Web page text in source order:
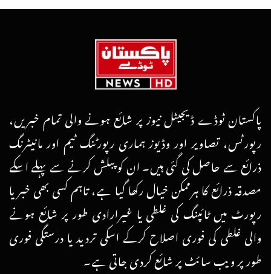
پاکستان ٹوڈے ڈیجیٹل نیوز پر شائع ہونے والی تمام خبریں،
رپورٹس، تصاویر اور وڈیوز ہماری رپورٹنگ ٹیم اور مانیٹرنگ
ذرائع سے حاصل کی گئی ہیں۔ ان کو پبلش کرنے سے پہلے اسکے
مصدقہ ذرائع کا ہرممکن خیال رکھا گیا ہے، تاہم کسی بھی خبر یا
رپورٹ میں ٹائپنگ کی غلطی یا غیرارادی طور پر شائع ہونے
والی غلطی کی فوری اصلاح کرکے اسکی تردید یا درستگی فوری
طور پر ویب سائٹ پر شائع کردی جاتی ہے۔